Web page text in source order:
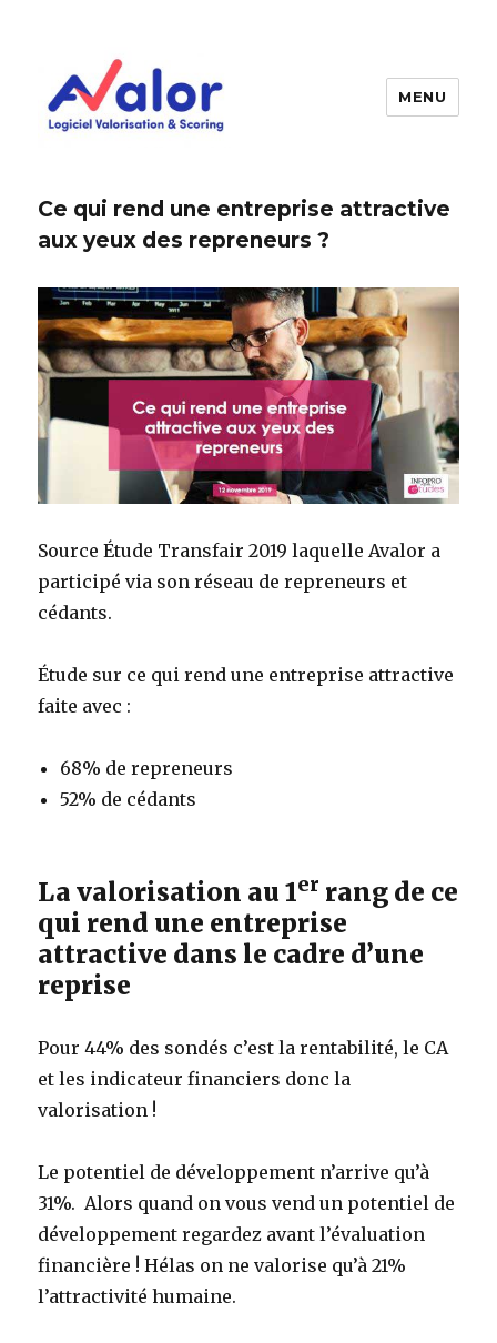
et fonds de commerce
MENU
Ce qui rend une entreprise attractive
aux yeux des repreneurs ?
Source Étude Transfair 2019 laquelle Avalor a
participé via son réseau de repreneurs et
cédants.
Étude sur ce qui rend une entreprise attractive
faite avec :
68% de repreneurs
52% de cédants
La valorisation au 1er rang de ce
qui rend une entreprise
attractive dans le cadre d’une
reprise
Pour 44% des sondés c’est la rentabilité, le CA
et les indicateur financiers donc la
valorisation !
Le potentiel de développement n’arrive qu’à
31%. Alors quand on vous vend un potentiel de
développement regardez avant l’évaluation
financière ! Hélas on ne valorise qu’à 21%
l’attractivité humaine.